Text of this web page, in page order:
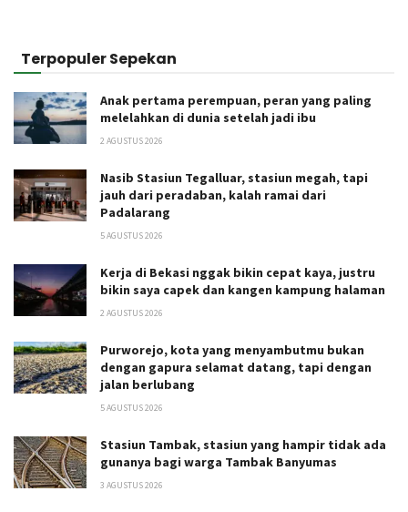
Terpopuler Sepekan
Anak pertama perempuan, peran yang paling
melelahkan di dunia setelah jadi ibu
2 AGUSTUS 2026
Nasib Stasiun Tegalluar, stasiun megah, tapi
jauh dari peradaban, kalah ramai dari
Padalarang
5 AGUSTUS 2026
Kerja di Bekasi nggak bikin cepat kaya, justru
bikin saya capek dan kangen kampung halaman
2 AGUSTUS 2026
Purworejo, kota yang menyambutmu bukan
dengan gapura selamat datang, tapi dengan
jalan berlubang
5 AGUSTUS 2026
Stasiun Tambak, stasiun yang hampir tidak ada
gunanya bagi warga Tambak Banyumas
3 AGUSTUS 2026